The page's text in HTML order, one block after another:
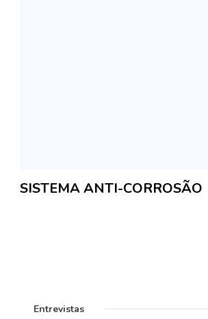
SISTEMA ANTI-CORROSÃO
Entrevistas